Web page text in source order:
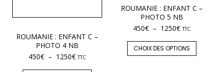
ROUMANIE : ENFANT C –
PHOTO 5 NB
450€ – 1250€ TTC
CHOIX DES OPTIONS
ROUMANIE : ENFANT C –
PHOTO 4 NB
450€ – 1250€ TTC